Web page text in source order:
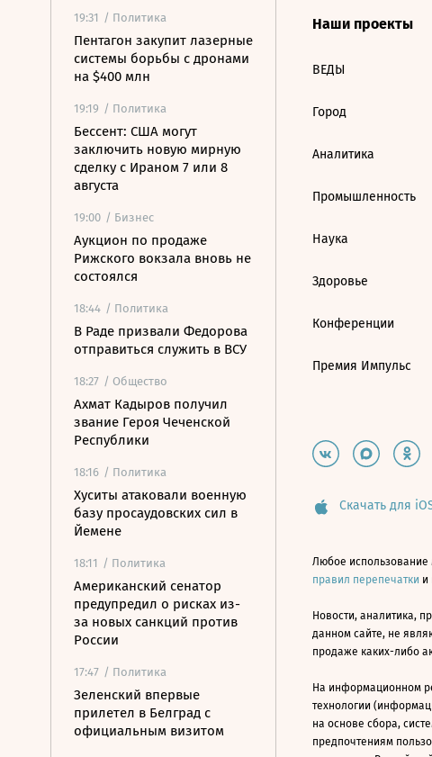
19:31 / Политика
Пентагон закупит лазерные
системы борьбы с дронами
на $400 млн
19:19 / Политика
Бессент: США могут
заключить новую мирную
сделку с Ираном 7 или 8
августа
19:00 / Бизнес
Аукцион по продаже
Рижского вокзала вновь не
состоялся
18:44 / Политика
В Раде призвали Федорова
отправиться служить в ВСУ
18:27 / Общество
Ахмат Кадыров получил
звание Героя Чеченской
Республики
18:16 / Политика
Хуситы атаковали военную
базу просаудовских сил в
Йемене
18:11 / Политика
Американский сенатор
предупредил о рисках из-
за новых санкций против
России
17:47 / Политика
Зеленский впервые
прилетел в Белград с
официальным визитом
Наши проекты
ВЕДЫ
Город
Аналитика
Промышленность
Наука
Здоровье
Конференции
Премия Импульс
Скачать для
Любое использование
правил перепечатки и
Новости, аналитика,
данном сайте, не
продаже каких-либо
На информационном
технологии
на основе сбора,
предпочтениям